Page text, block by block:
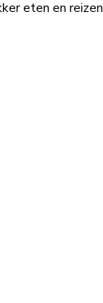
eten en reizen